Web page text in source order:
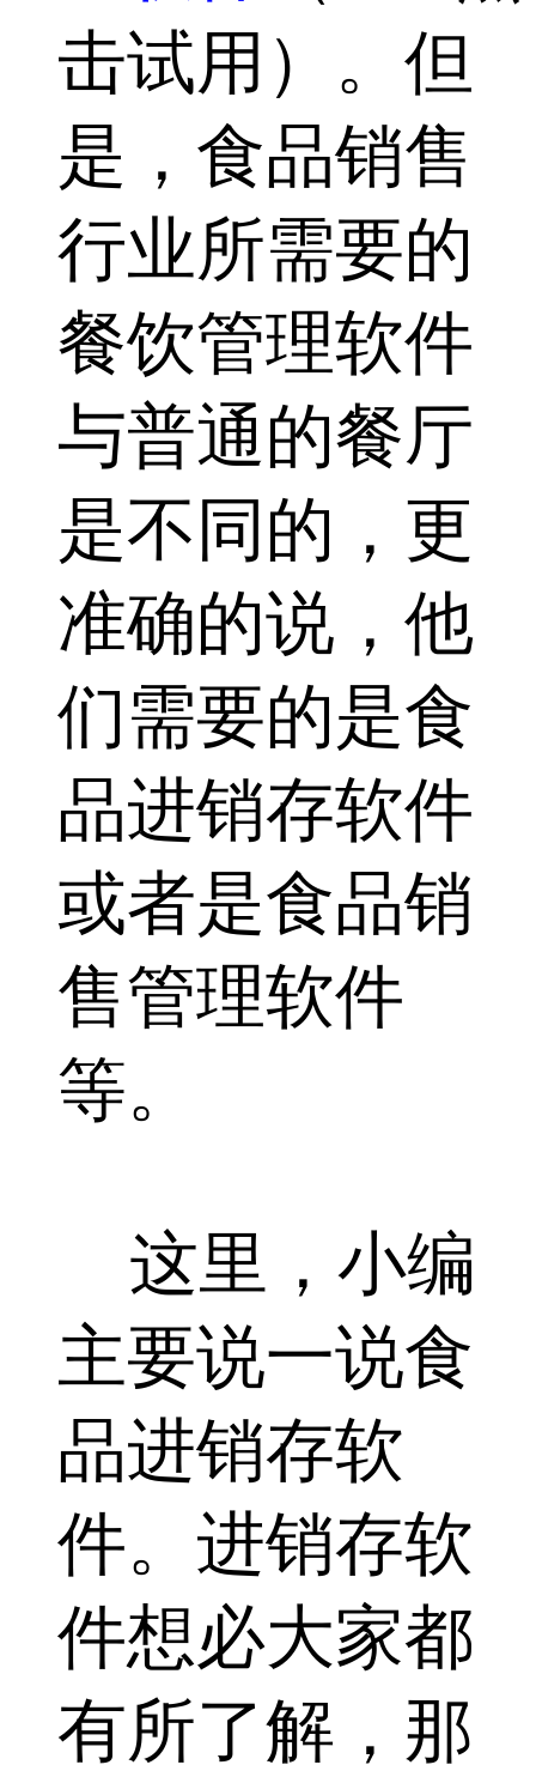
击试用）。但
是，食品销售
行业所需要的
餐饮管理软件
与普通的餐厅
是不同的，更
准确的说，他
们需要的是食
品进销存软件
或者是食品销
售管理软件
等。
这里，小编
主要说一说食
品进销存软
件。进销存软
件想必大家都
有所了解，那